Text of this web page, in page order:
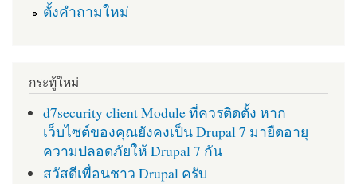
ตั้งคำถามใหม่
กระทู้ใหม่
d7security client Module ที่ควรติดตั้ง หาก
เว็บไซต์ของคุณยังคงเป็น Drupal 7 มายืดอายุ
ความปลอดภัยให้ Drupal 7 กัน
สวัสดีเพื่อนชาว Drupal ครับ